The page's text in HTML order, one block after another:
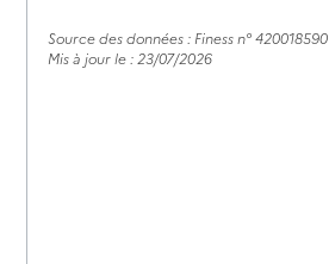
Source des données : Finess n° 420018590
Mis à jour le : 23/07/2026